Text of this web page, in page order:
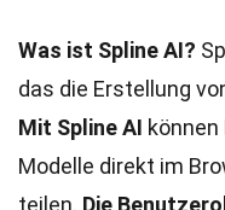
Was ist Spline AI?
das die Erstellung
Mit Spline AI
Modelle direkt im
teilen. Die